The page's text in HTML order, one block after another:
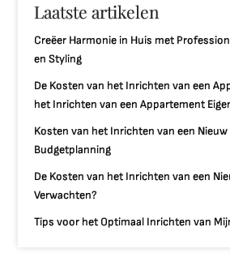
Laatste artikelen
Creëer Harmonie in Huis met
en Styling
De Kosten van het Inrichten van een
het Inrichten van een Appartement
Kosten van het Inrichten van een Nieuw
Budgetplanning
De Kosten van het Inrichten van een
Verwachten?
Tips voor het Optimaal Inrichten van